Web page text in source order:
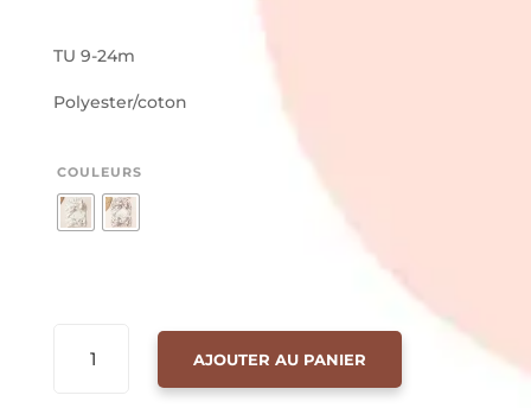
TU 9-24m
Polyester/coton
COULEURS
AJOUTER AU PANIER